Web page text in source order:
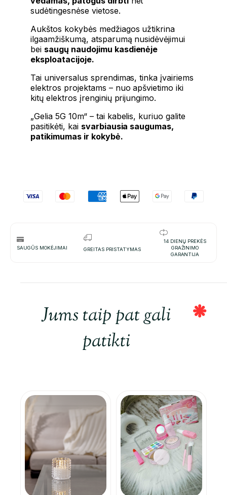
sudėtingesnėse vietose.
Aukštos kokybės medžiagos užtikrina
ilgaamžiškumą, atsparumą nusidėvėjimui
bei saugų naudojimu kasdienėje
eksploatacijoje.
Tai universalus sprendimas, tinka įvairiems
elektros projektams – nuo ​​apšvietimo iki
kitų elektros įrenginių prijungimo.
„Gelia 5G 10m“ – tai kabelis, kuriuo galite
pasitikėti, kai svarbiausia saugumas,
patikimumas ir kokybė.
SAUGŪS MOKĖJIMAI GREITAS PRISTATYMAS
14 DIENŲ PREKĖS
GRAŽINIMO
GARANTIJA
Jums taip pat gali
patikti